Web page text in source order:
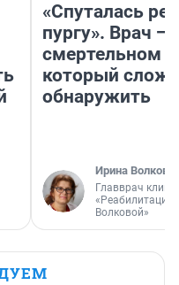
«Спуталась
пургу». Врач —
смертельном
который
обнаружить
Ирина Волкова
Главврач
«Реабилитация
Волковой»